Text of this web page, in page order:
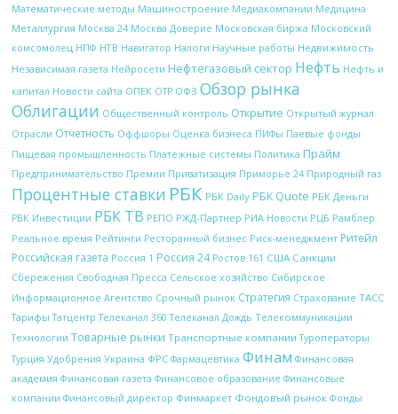
Математические методы Машиностроение Медиакомпании Медицина
Металлургия Москва 24 Москва Доверие Московская биржа Московский
комсомолец НПФ НТВ Навигатор Налоги Научные работы Недвижимость
Независимая газета Нейросети Нефтегазовый сектор Нефть Нефть и
капитал Новости сайта ОПЕК ОТР ОФЗ Обзор рынка
Облигации Общественный контроль Открытие Открытый журнал
Отрасли Отчетность Оффшоры Оценка бизнеса ПИФы Паевые фонды
Пищевая промышленность Платежные системы Политика Прайм
Предпринимательство Премии Приватизация Приморье 24 Природный газ
Процентные ставки РБК РБК Daily РБК Quote РБК Деньги
РБК Инвестиции РБК ТВ РЕПО РЖД-Партнер РИА Новости РЦБ Рамблер
Реальное время Рейтинги Ресторанный бизнес Риск-менеджмент Ритейл
Российская газета Россия 1 Россия 24 Ростов 161 США Санкции
Сбережения Свободная Пресса Сельское хозяйство Сибирское
Информационное Агентство Срочный рынок Стратегия Страхование ТАСС
Тарифы Татцентр Телеканал 360 Телеканал Дождь Телекоммуникации
Технологии Товарные рынки Транспортные компании Туроператоры
Турция Удобрения Украина ФРС Фармацевтика Финам Финансовая
академия Финансовая газета Финансовое образование Финансовые
компании Финансовый директор Финмаркет Фондовый рынок Фонды